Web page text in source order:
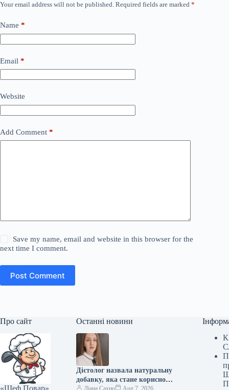
Your email address will not be published. Required fields are marked *
Name *
Email *
Website
Add Comment *
Save my name, email and website in this browser for the
next time I comment.
Post Comment
Про сайт
«Шеф Повар»
Останні новини
Дієтолог назвала натуральну
добавку, яка стане корисною